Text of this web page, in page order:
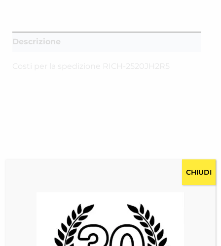
Descrizione
Costi per la spedizione RICH-2520JH2R5
CHIUDI